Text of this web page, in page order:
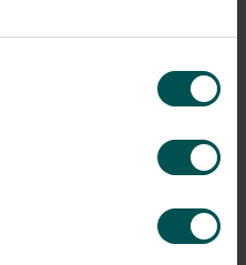
standarden - Läs mer
Lägg i varukorgen
Fler alternativ